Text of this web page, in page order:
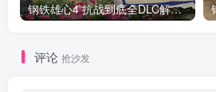
钢铁雄心4 抗战到底全DLC解锁补丁免费分享 1.17最新版2025
评论 抢沙发